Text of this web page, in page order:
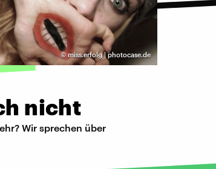
©miss.erfolg | photocase.de
nicht
Wir sprechen über